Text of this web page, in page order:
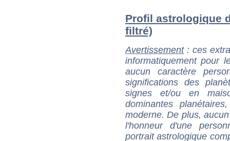
Profil astrologique
filtré)
Avertissement: ces
informatiquement pour
aucun caractère
significations des
signes et/ou en
dominantes
moderne. De plus,
l'honneur d'une
portrait astrologique